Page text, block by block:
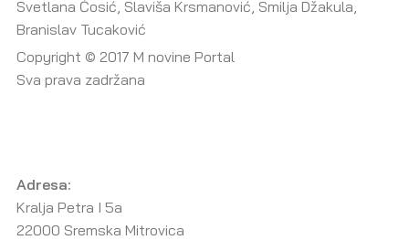
Svetlana Ćosić, Slaviša Krsmanović, Smilja Džakula,
Branislav Tucaković
Copyright © 2017 M novine Portal
Sva prava zadržana
Adresa:
Kralja Petra I 5a
22000 Sremska Mitrovica